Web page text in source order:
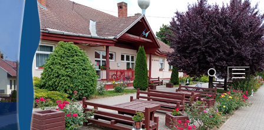
Ugrás
tartalomra
Keresése: